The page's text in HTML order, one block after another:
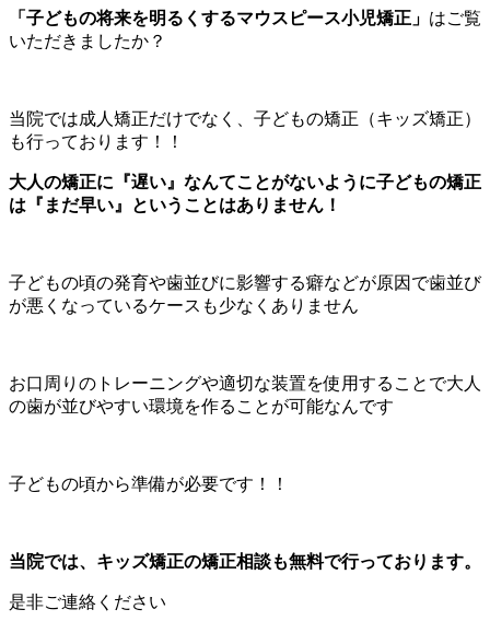
「子どもの将来を明るくするマウスピース小児矯正」 はご覧
いただきましたか？
当院では成人矯正だけでなく、子どもの矯正（キッズ矯正）
も行っております！！
大人の矯正に『遅い』なんてことがないように子どもの矯正
は『まだ早い』ということはありません！
子どもの頃の発育や歯並びに影響する癖などが原因で歯並び
が悪くなっているケースも少なくありません
お口周りのトレーニングや適切な装置を使用することで大人
の歯が並びやすい環境を作ることが可能なんです
子どもの頃から準備が必要です！！
当院では、キッズ矯正の矯正相談も無料で行っております。
是非ご連絡ください